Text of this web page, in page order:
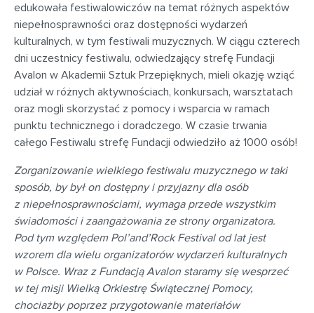
edukowała festiwalowiczów na temat różnych aspektów
niepełnosprawności oraz dostępności wydarzeń
kulturalnych, w tym festiwali muzycznych. W ciągu czterech
dni uczestnicy festiwalu, odwiedzający strefę Fundacji
Avalon w Akademii Sztuk Przepięknych, mieli okazję wziąć
udział w różnych aktywnościach, konkursach, warsztatach
oraz mogli skorzystać z pomocy i wsparcia w ramach
punktu technicznego i doradczego. W czasie trwania
całego Festiwalu strefę Fundacji odwiedziło aż 1000 osób!
Zorganizowanie wielkiego festiwalu muzycznego w taki
sposób, by był on dostępny i przyjazny dla osób
z niepełnosprawnościami, wymaga przede wszystkim
świadomości i zaangażowania ze strony organizatora.
Pod tym względem Pol’and’Rock Festival od lat jest
wzorem dla wielu organizatorów wydarzeń kulturalnych
w Polsce. Wraz z Fundacją Avalon staramy się wesprzeć
w tej misji Wielką Orkiestrę Świątecznej Pomocy,
chociażby poprzez przygotowanie materiałów